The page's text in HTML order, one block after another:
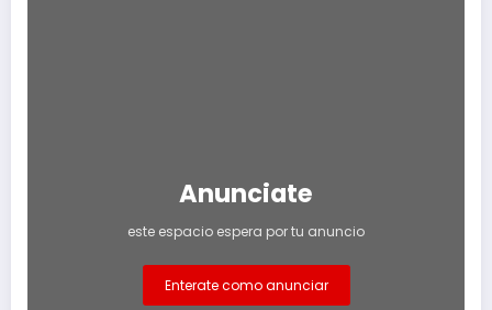
Anunciate
este espacio espera por tu anuncio
Enterate como anunciar